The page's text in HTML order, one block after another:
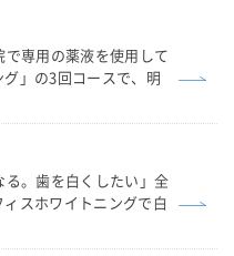
専用の薬液を使用して
」の3回コースで、明
る。歯を白くしたい」全
スホワイトニングで白